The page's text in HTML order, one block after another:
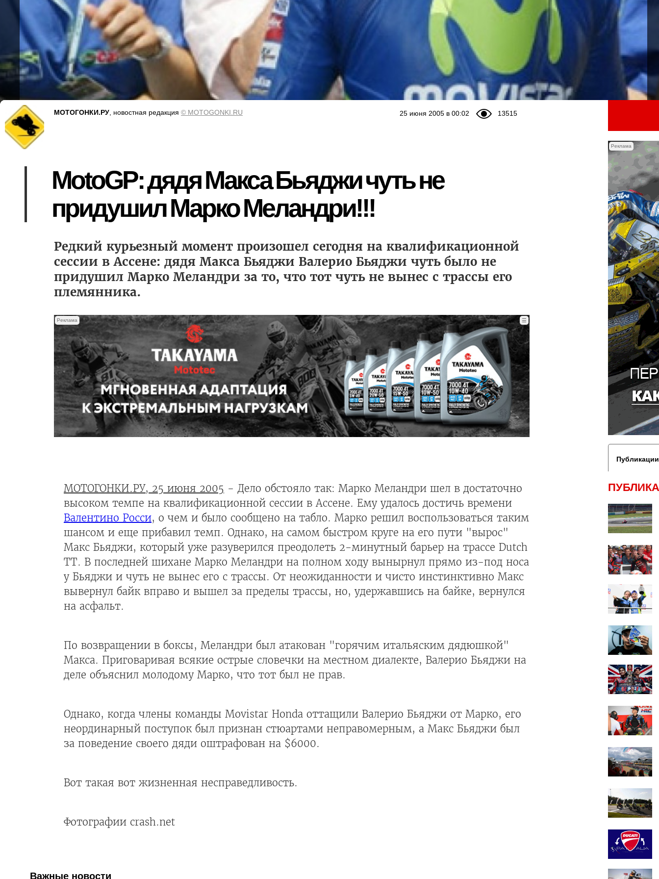
Реклама
13515
25 июня 2005 в 00:02
МОТОГОНКИ.РУ , новостная редакция © MOTOGONKI.RU
MotoGP: дядя Макса Бьяджи чуть не
придушил Марко Меландри!!!
Редкий курьезный момент произошел сегодня на квалификационной
сессии в Ассене: дядя Макса Бьяджи Валерио Бьяджи чуть было не
придушил Марко Меландри за то, что тот чуть не вынес с трассы его
племянника.
Реклама ☰
МОТОГОНКИ.РУ, 25 июня 2005 - Дело обстояло так: Марко Меландри шел в достаточно
высоком темпе на квалификационной сессии в Ассене. Ему удалось достичь времени
Валентино Росси, о чем и было сообщено на табло. Марко решил воспользоваться таким
шансом и еще прибавил темп. Однако, на самом быстром круге на его пути "вырос"
Макс Бьяджи, который уже разуверился преодолеть 2-минутный барьер на трассе Dutch
TT. В последней шихане Марко Меландри на полном ходу вынырнул прямо из-под носа
у Бьяджи и чуть не вынес его с трассы. От неожиданности и чисто инстинктивно Макс
вывернул байк вправо и вышел за пределы трассы, но, удержавшись на байке, вернулся
на асфальт.
По возвращении в боксы, Меландри был атакован "горячим итальяским дядюшкой"
Макса. Приговаривая всякие острые словечки на местном диалекте, Валерио Бьяджи на
деле объяснил молодому Марко, что тот был не прав.
Однако, когда члены команды Movistar Honda оттащили Валерио Бьяджи от Марко, его
неординарный поступок был признан стюартами неправомерным, а Макс Бьяджи был
за поведение своего дяди оштрафован на $6000.
Вот такая вот жизненная несправедливость.
Фотографии crash.net
Важные новости